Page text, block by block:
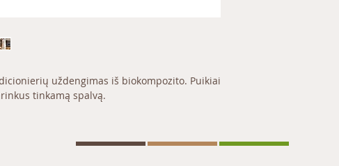
uždengimas iš biokompozito. Puikiai
tinkamą spalvą.